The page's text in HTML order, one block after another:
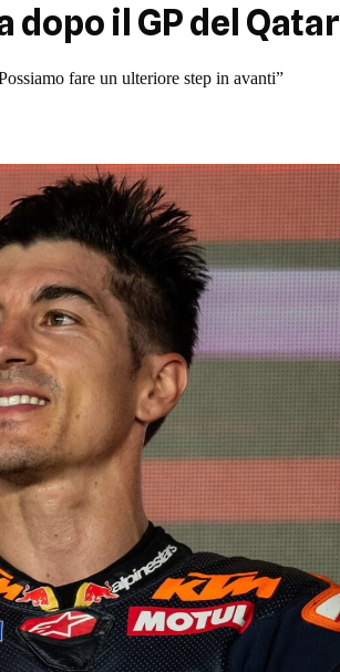
il GP del Qatar
fare un ulteriore step in avanti”